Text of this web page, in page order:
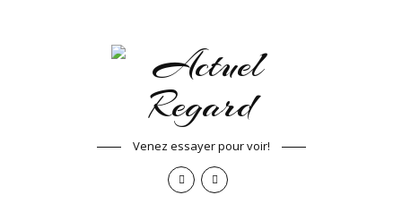
Venez essayer pour voir!